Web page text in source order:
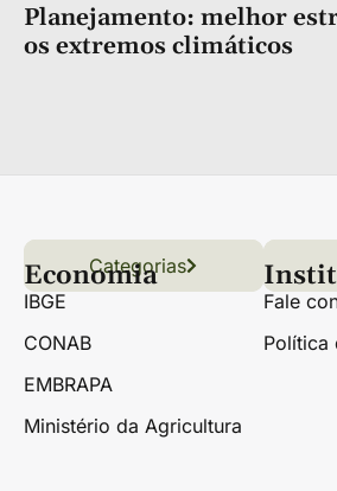
Planejamento: melhor
os extremos climáticos
Links úteis
Conteúdo
Florestas
Categorias
Economia
IBGE
CONAB
EMBRAPA
Ministério da Agricultura
Fale
Política